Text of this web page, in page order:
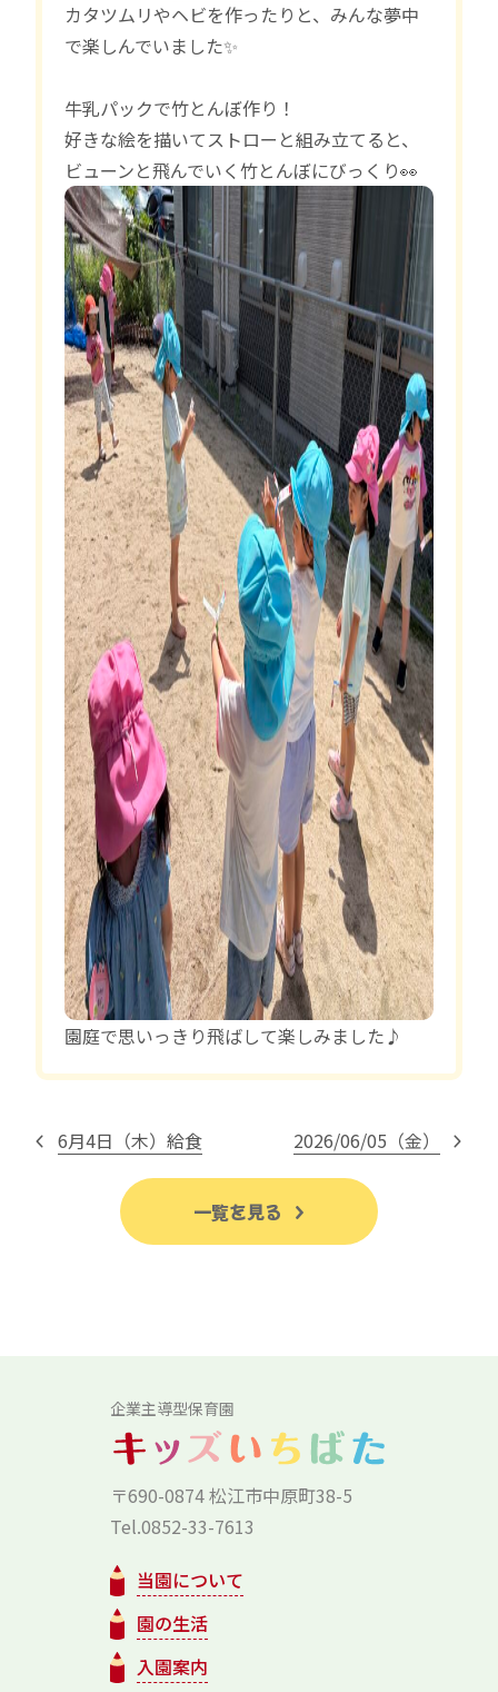
カタツムリやヘビを作ったりと、みんな夢中
で楽しんでいました✨
牛乳パックで竹とんぼ作り！
好きな絵を描いてストローと組み立てると、
ビューンと飛んでいく竹とんぼにびっくり👀
園庭で思いっきり飛ばして楽しみました♪
6月4日（木）給食 2026/06/05（金）
一覧を見る
企業主導型保育園
〒690-0874 松江市中原町38-5
Tel.0852-33-7613
当園について
園の生活
入園案内